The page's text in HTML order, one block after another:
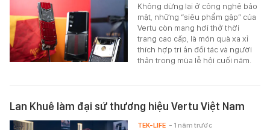
Không dừng lại ở công nghệ bảo
mật, những “siêu phẩm gập” của
Vertu còn mang hơi thở thời
trang cao cấp, là món quà xa xỉ
thích hợp tri ân đối tác và người
thân trong mùa lễ hội cuối năm.
Lan Khuê làm đại sứ thương hiệu Vertu Việt Nam
TEK-LIFE - 1 năm trước